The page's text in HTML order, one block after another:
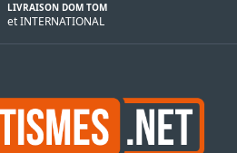
LIVRAISON DOM TOM
et INTERNATIONAL